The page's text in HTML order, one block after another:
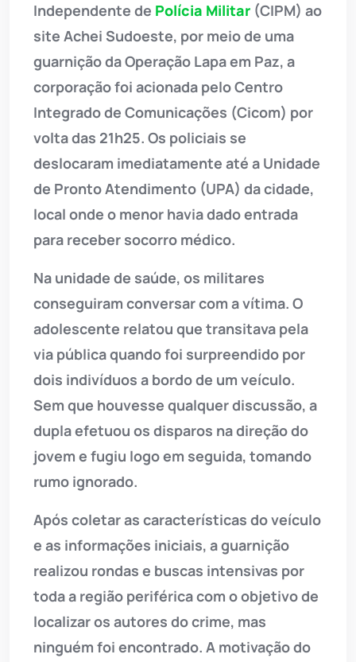
Independente de Polícia Militar (CIPM) ao
site Achei Sudoeste, por meio de uma
guarnição da Operação Lapa em Paz, a
corporação foi acionada pelo Centro
Integrado de Comunicações (Cicom) por
volta das 21h25. Os policiais se
deslocaram imediatamente até a Unidade
de Pronto Atendimento (UPA) da cidade,
local onde o menor havia dado entrada
para receber socorro médico.
Na unidade de saúde, os militares
conseguiram conversar com a vítima. O
adolescente relatou que transitava pela
via pública quando foi surpreendido por
dois indivíduos a bordo de um veículo.
Sem que houvesse qualquer discussão, a
dupla efetuou os disparos na direção do
jovem e fugiu logo em seguida, tomando
rumo ignorado.
Após coletar as características do veículo
e as informações iniciais, a guarnição
realizou rondas e buscas intensivas por
toda a região periférica com o objetivo de
localizar os autores do crime, mas
ninguém foi encontrado. A motivação do